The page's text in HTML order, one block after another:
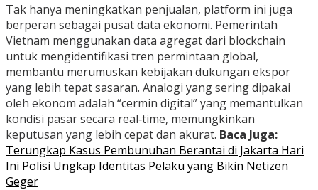
Tak hanya meningkatkan penjualan, platform ini juga
berperan sebagai pusat data ekonomi. Pemerintah
Vietnam menggunakan data agregat dari blockchain
untuk mengidentifikasi tren permintaan global,
membantu merumuskan kebijakan dukungan ekspor
yang lebih tepat sasaran. Analogi yang sering dipakai
oleh ekonom adalah “cermin digital” yang memantulkan
kondisi pasar secara real‑time, memungkinkan
keputusan yang lebih cepat dan akurat. Baca Juga:
Terungkap Kasus Pembunuhan Berantai di Jakarta Hari
Ini Polisi Ungkap Identitas Pelaku yang Bikin Netizen
Geger